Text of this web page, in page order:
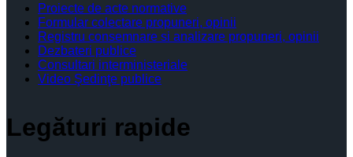
Proiecte de acte normative
Formular colectare propuneri, opinii
Registru consemnare si analizare propuneri, opinii
Dezbateri publice
Consultari interministeriale
Video Şedinţe publice
Legături rapide